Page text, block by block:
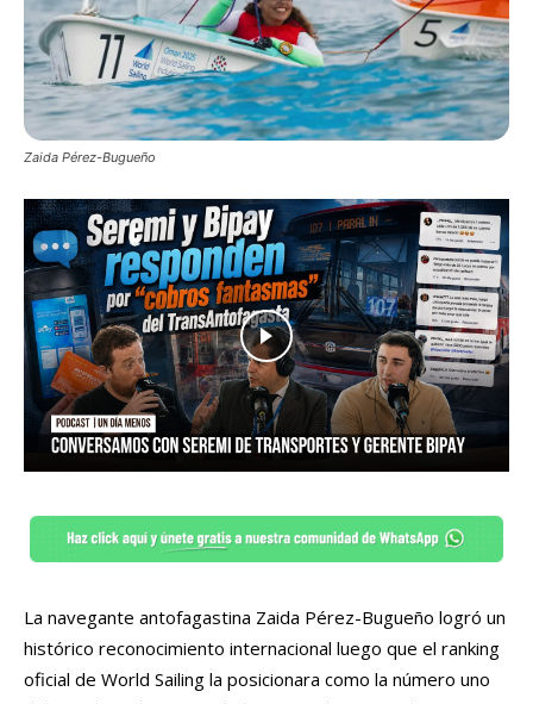
Zaida Pérez-Bugueño
La navegante antofagastina Zaida Pérez-Bugueño logró un
histórico reconocimiento internacional luego que el ranking
oficial de World Sailing la posicionara como la número uno